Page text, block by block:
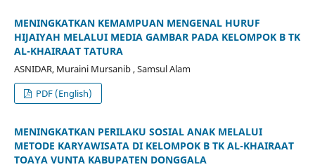
MENINGKATKAN KEMAMPUAN MENGENAL HURUF
HIJAIYAH MELALUI MEDIA GAMBAR PADA KELOMPOK B TK
AL-KHAIRAAT TATURA
ASNIDAR, Muraini Mursanib , Samsul Alam
PDF (English)
MENINGKATKAN PERILAKU SOSIAL ANAK MELALUI
METODE KARYAWISATA DI KELOMPOK B TK AL-KHAIRAAT
TOAYA VUNTA KABUPATEN DONGGALA